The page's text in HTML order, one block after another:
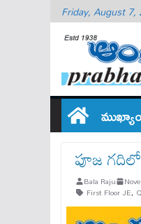
Friday, August 7,
పూజ గదిలో
Bala Raju
First Floor JE,